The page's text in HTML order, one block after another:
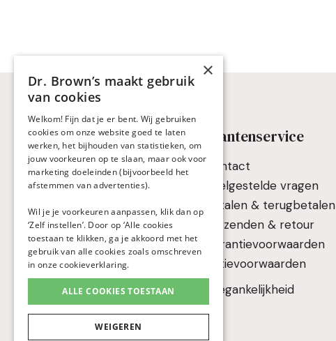
Keuzehulp & Advies
Keuzehulp flessen
Keuzehulp drinkbekers
Fles- en borstvoeding
combineren
Reflux, scheten en buikpijn
Handleidingen
Veelgestelde vragen
Klantenservice
Contact
Veelgestelde vragen
Betalen & terugbetalen
Verzenden & retour
Garantievoorwaarden
Actievoorwaarden
Toegankelijkheid
×
Dr. Brown’s maakt gebruik
van cookies
Welkom! Fijn dat je er bent. Wij gebruiken
cookies om onze website goed te laten
werken, het bijhouden van statistieken, om
jouw voorkeuren op te slaan, maar ook voor
marketing doeleinden (bijvoorbeeld het
afstemmen van advertenties).
Wil je je voorkeuren aanpassen, klik dan op
‘Zelf instellen’. Door op ‘Alle cookies
toestaan te klikken, ga je akkoord met het
gebruik van alle cookies zoals omschreven
in onzecookieverklaring.
ALLE COOKIES TOESTAAN
WEIGEREN